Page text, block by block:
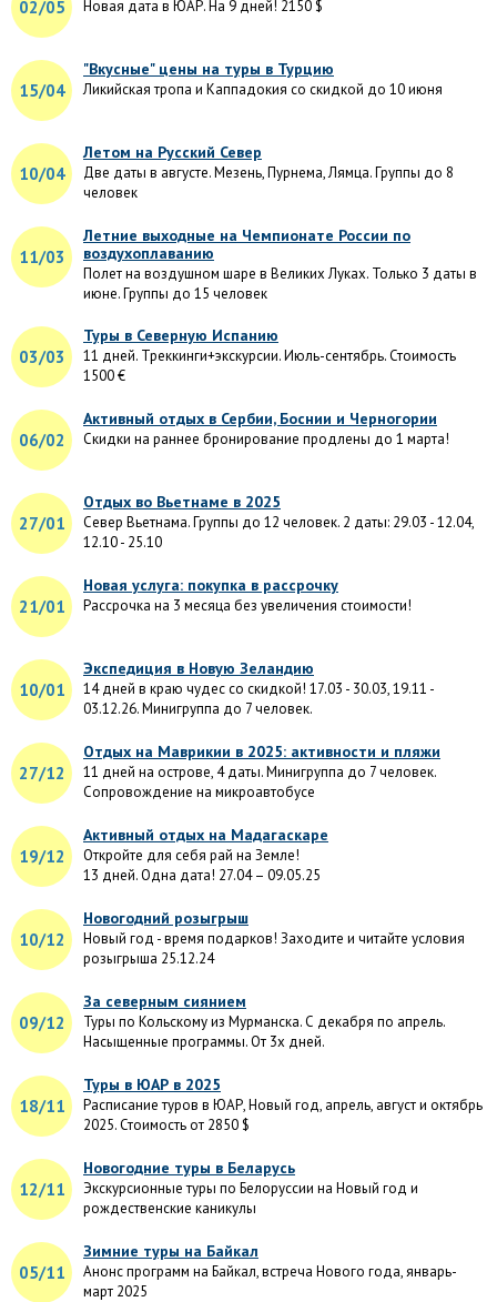
02/05 Новая дата в ЮАР. На 9 дней! 2150 $
15/04
"Вкусные" цены на туры в Турцию
Ликийская тропа и Каппадокия со скидкой до 10 июня
10/04
Летом на Русский Север
Две даты в августе. Мезень, Пурнема, Лямца. Группы до 8
человек
11/03
Летние выходные на Чемпионате России по
воздухоплаванию
Полет на воздушном шаре в Великих Луках. Только 3 даты в
июне. Группы до 15 человек
03/03
Туры в Северную Испанию
11 дней. Треккинги+экскурсии. Июль-сентябрь. Стоимость
1500 €
06/02
Активный отдых в Сербии, Боснии и Черногории
Скидки на раннее бронирование продлены до 1 марта!
27/01
Отдых во Вьетнаме в 2025
Север Вьетнама. Группы до 12 человек. 2 даты: 29.03 - 12.04,
12.10 - 25.10
21/01
Новая услуга: покупка в рассрочку
Рассрочка на 3 месяца без увеличения стоимости!
10/01
Экспедиция в Новую Зеландию
14 дней в краю чудес со скидкой! 17.03 - 30.03, 19.11 -
03.12.26. Минигруппа до 7 человек.
27/12
Отдых на Маврикии в 2025: активности и пляжи
11 дней на острове, 4 даты. Минигруппа до 7 человек.
Сопровождение на микроавтобусе
19/12
Активный отдых на Мадагаскаре
Откройте для себя рай на Земле!
13 дней. Одна дата! 27.04 – 09.05.25
10/12
Новогодний розыгрыш
Новый год - время подарков! Заходите и читайте условия
розыгрыша 25.12.24
09/12
За северным сиянием
Туры по Кольскому из Мурманска. С декабря по апрель.
Насыщенные программы. От 3х дней.
18/11
Туры в ЮАР в 2025
Расписание туров в ЮАР, Новый год, апрель, август и октябрь
2025. Стоимость от 2850 $
12/11
Новогодние туры в Беларусь
Экскурсионные туры по Белоруссии на Новый год и
рождественские каникулы
05/11
Зимние туры на Байкал
Анонс программ на Байкал, встреча Нового года, январь-
март 2025